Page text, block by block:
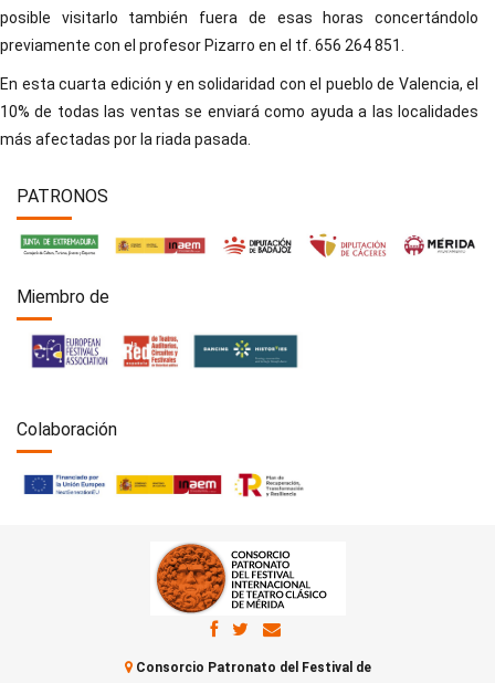
posible visitarlo también fuera de esas horas concertándolo
previamente con el profesor Pizarro en el tf. 656 264 851.
En esta cuarta edición y en solidaridad con el pueblo de Valencia, el
10% de todas las ventas se enviará como ayuda a las localidades
más afectadas por la riada pasada.
PATRONOS
Miembro de
Colaboración
Consorcio Patronato del Festival de